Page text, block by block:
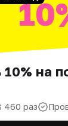
на
460 раз